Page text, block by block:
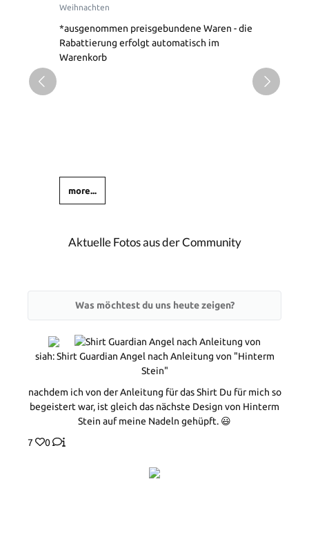
Weihnachten
*ausgenommen preisgebundene Waren - die
Rabattierung erfolgt automatisch im
Warenkorb
more...
Aktuelle Fotos aus der Community
Was möchtest du uns heute zeigen?
siah: Shirt Guardian Angel nach Anleitung von "Hinterm
Stein"
nachdem ich von der Anleitung für das Shirt Du für mich so
begeistert war, ist gleich das nächste Design von Hinterm
Stein auf meine Nadeln gehüpft. 😃
7
0